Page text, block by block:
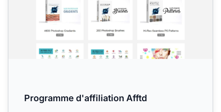
Programme d'affiliation Afftd